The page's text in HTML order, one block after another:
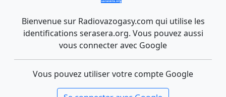
Bienvenue sur Radiovazogasy.com qui utilise les
identifications serasera.org. Vous pouvez aussi
vous connecter avec Google
Vous pouvez utiliser votre compte Google